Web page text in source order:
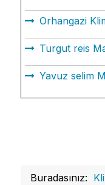
Orhangazi
Turgut reis
Yavuz selim
Buradasınız: